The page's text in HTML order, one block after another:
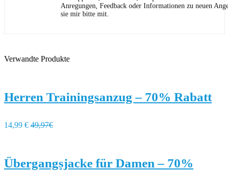
Anregungen, Feedback oder Informationen zu neuen
sie mir bitte mit.
Verwandte Produkte
Herren Trainingsanzug – 70% Rabatt
14,99 € 49,97€
Übergangsjacke für Damen – 70%